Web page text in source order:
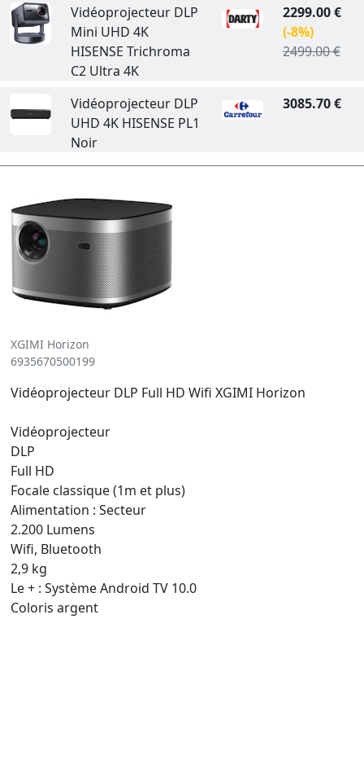
Vidéoprojecteur DLP
Mini UHD 4K
HISENSE Trichroma
C2 Ultra 4K
2299.00 €
(-8%)
2499.00 €
Vidéoprojecteur DLP
UHD 4K HISENSE PL1
Noir
3085.70 €
XGIMI Horizon
6935670500199
Vidéoprojecteur DLP Full HD Wifi XGIMI Horizon
Vidéoprojecteur
DLP
Full HD
Focale classique (1m et plus)
Alimentation : Secteur
2.200 Lumens
Wifi, Bluetooth
2,9 kg
Le + : Système Android TV 10.0
Coloris argent